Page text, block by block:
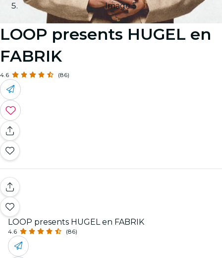
Image 5
LOOP presents HUGEL en
FABRIK
4.6 (86)
LOOP presents HUGEL en FABRIK
4.6 (86)